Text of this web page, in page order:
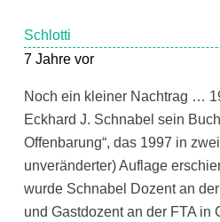
Schlotti
7 Jahre vor
Noch ein kleiner Nachtrag …
Eckhard J. Schnabel sein
Offenbarung“, das 1997 in
unveränderter) Auflage
wurde Schnabel Dozent an
und Gastdozent an der FTA in